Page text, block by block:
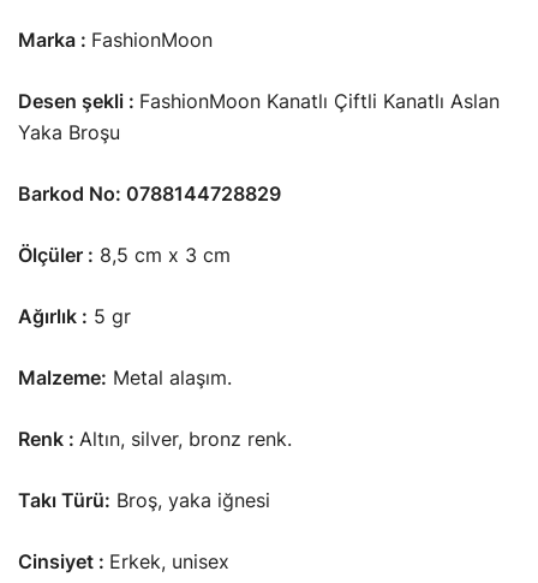
Marka : FashionMoon
Desen şekli : FashionMoon Kanatlı Çiftli Kanatlı Aslan
Yaka Broşu
Barkod No: 0788144728829
Ölçüler : 8,5 cm x 3 cm
Ağırlık : 5 gr
Malzeme: Metal alaşım.
Renk : Altın, silver, bronz renk.
Takı Türü: Broş, yaka iğnesi
Cinsiyet : Erkek, unisex